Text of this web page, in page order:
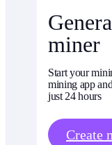
miner
Start your
mining app
just 24 hours
Create